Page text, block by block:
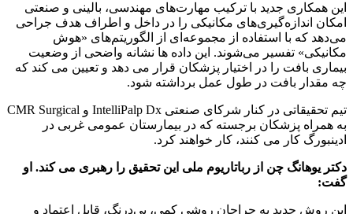
این همکاری جدید با ترکیب مهارت‌های مهندسی، بالینی و صنعتی
امکان اندازه‌گیری‌های مکانیکی را در داخل و اطراف هدف جراحی
می‌دهد که با استفاده از مجموعه‌ای از الگوریتم‌های «هوش
مکانیکی» تفسیر می‌شوند. این داده ها نشانه واضحی از وضعیت
بیماری بافت را در اختیار پزشکان قرار می دهد و تعیین می کند که
چه مقدار بافت در طول عمل برداشته شود.
تیم تحقیقاتی در کنار شرکای صنعتی IntelliPalp Dx و CMR Surgical
به همراه پزشکان برجسته که در بیمارستان عمومی غربی در
ادینبورگ کار می کنند، کار خواهند کرد.
دکتر یوهانگ چن از رباتاریوم ملی این تحقیق را رهبری می کند. او
گفت:
این روش جدید به جراحان روشی کمی، بی‌درنگ، قابل اعتماد و